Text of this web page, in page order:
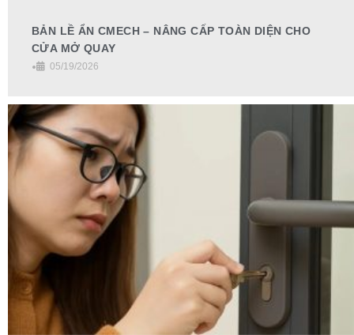
BẢN LỀ ẨN CMECH – NÂNG CẤP TOÀN DIỆN CHO
CỬA MỞ QUAY
•
05/19/2026